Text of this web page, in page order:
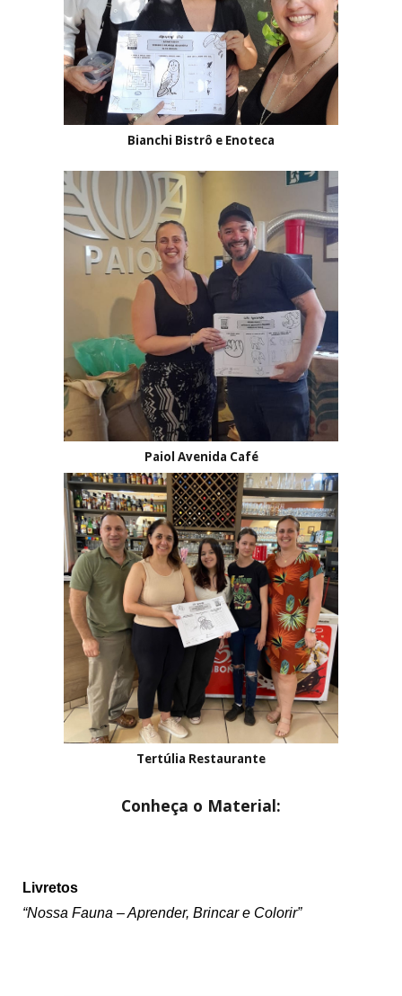
Bianchi Bistrô e Enoteca
Paiol Avenida Café
Tertúlia Restaurante
Conheça o Material:
Livretos
“Nossa Fauna – Aprender, Brincar e Colorir”